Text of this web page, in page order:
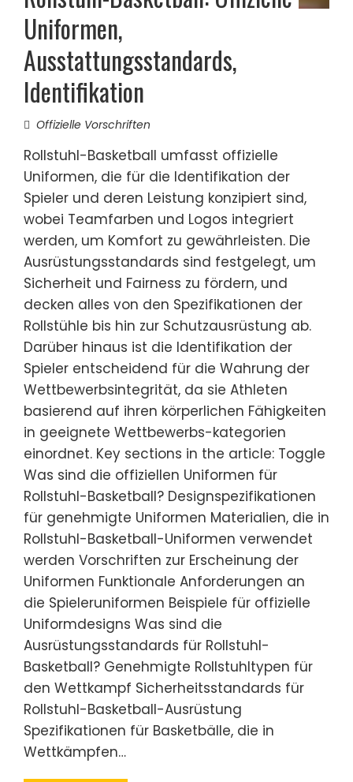
Uniformen,
Ausstattungsstandards,
Identifikation
Offizielle Vorschriften
Rollstuhl-Basketball umfasst offizielle
Uniformen, die für die Identifikation der
Spieler und deren Leistung konzipiert sind,
wobei Teamfarben und Logos integriert
werden, um Komfort zu gewährleisten. Die
Ausrüstungsstandards sind festgelegt, um
Sicherheit und Fairness zu fördern, und
decken alles von den Spezifikationen der
Rollstühle bis hin zur Schutzausrüstung ab.
Darüber hinaus ist die Identifikation der
Spieler entscheidend für die Wahrung der
Wettbewerbsintegrität, da sie Athleten
basierend auf ihren körperlichen Fähigkeiten
in geeignete Wettbewerbs-kategorien
einordnet. Key sections in the article: Toggle
Was sind die offiziellen Uniformen für
Rollstuhl-Basketball? Designspezifikationen
für genehmigte Uniformen Materialien, die in
Rollstuhl-Basketball-Uniformen verwendet
werden Vorschriften zur Erscheinung der
Uniformen Funktionale Anforderungen an
die Spieleruniformen Beispiele für offizielle
Uniformdesigns Was sind die
Ausrüstungsstandards für Rollstuhl-
Basketball? Genehmigte Rollstuhltypen für
den Wettkampf Sicherheitsstandards für
Rollstuhl-Basketball-Ausrüstung
Spezifikationen für Basketbälle, die in
Wettkämpfen…